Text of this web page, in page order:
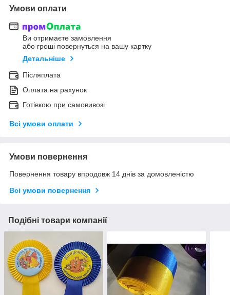
Умови оплати
Ви отримаєте замовлення
або гроші повернуться на вашу картку
Детальніше
Післяплата
Оплата на рахунок
Готівкою при самовивозі
Всі умови оплати
Умови повернення
Повернення товару впродовж 14 днів за домовленістю
Всі умови повернення
Подібні товари компанії